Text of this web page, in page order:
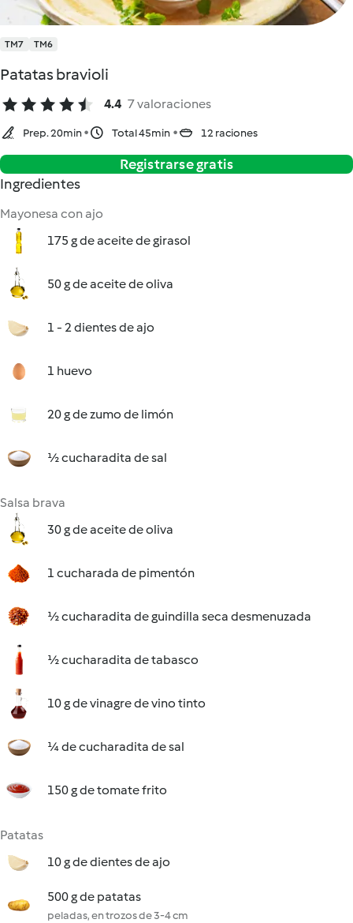
TM7 TM6
Patatas bravioli
4.4 7 valoraciones
Prep. 20min Total 45min 12 raciones
Registrarse gratis
Ingredientes
Mayonesa con ajo
175 g de aceite de girasol
50 g de aceite de oliva
1 - 2 dientes de ajo
1 huevo
20 g de zumo de limón
½ cucharadita de sal
Salsa brava
30 g de aceite de oliva
1 cucharada de pimentón
½ cucharadita de guindilla seca desmenuzada
½ cucharadita de tabasco
10 g de vinagre de vino tinto
¼ de cucharadita de sal
150 g de tomate frito
Patatas
10 g de dientes de ajo
500 g de patatas
peladas, en trozos de 3-4 cm